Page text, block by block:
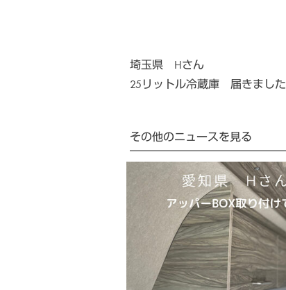
埼玉県 Hさん
25リットル冷蔵庫 届きました
その他のニュースを見る